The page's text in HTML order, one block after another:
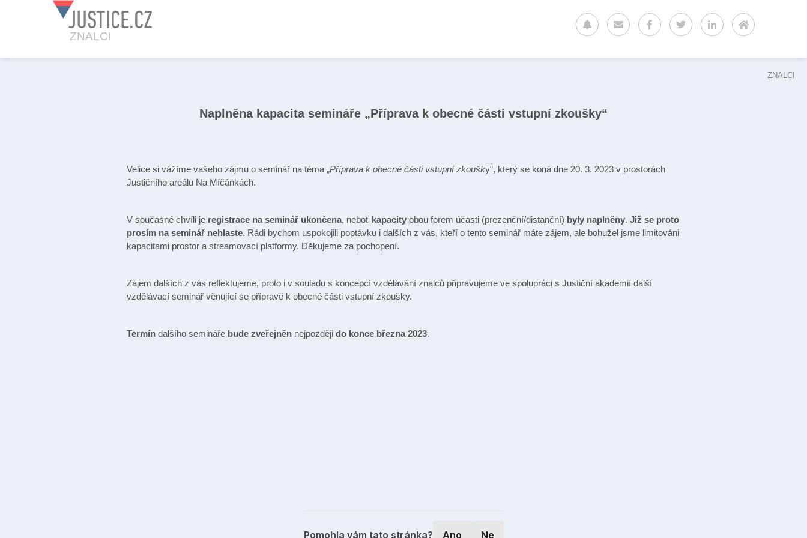
JUSTICE.CZ
ZNALCI
ZNALCI
Naplněna kapacita semináře „Příprava k obecné části vstupní zkoušky“
Velice si vážíme vašeho zájmu o seminář na téma „Příprava k obecné části vstupní zkoušky“, který se koná dne 20. 3. 2023 v prostorách
Justičního areálu Na Míčánkách.
V současné chvíli je registrace na seminář ukončena, neboť kapacityobou forem účasti (prezenční/distanční) byly naplněny.Již se proto
prosím na seminář nehlaste. Rádi bychom uspokojili poptávku i dalších z vás, kteří o tento seminář máte zájem, ale bohužel jsme limitováni
kapacitami prostor a streamovací platformy. Děkujeme za pochopení.
Zájem dalších z vás reflektujeme, proto i v souladu s koncepcí vzdělávání znalců připravujeme ve spolupráci s Justiční akademií další
vzdělávací seminář věnující se přípravě k obecné části vstupní zkoušky.
Termíndalšího semináře bude zveřejněn nejpozdějido konce března 2023.
Pomohla vám tato stránka? Ano Ne